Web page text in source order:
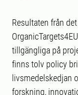
Resultaten från
tillgängliga på
finns tolv policy
livsmedelskedjan
forskning,